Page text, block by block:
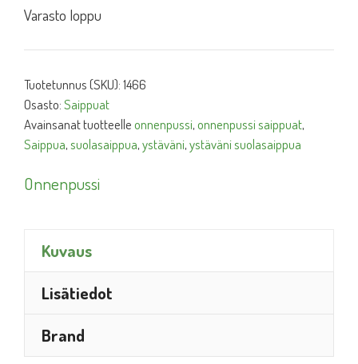
Varasto loppu
Tuotetunnus (SKU):1466
Osasto:Saippuat
Avainsanat tuotteelleonnenpussi,onnenpussi saippuat,
Saippua,suolasaippua,ystäväni,ystäväni suolasaippua
Onnenpussi
Kuvaus
Lisätiedot
Brand